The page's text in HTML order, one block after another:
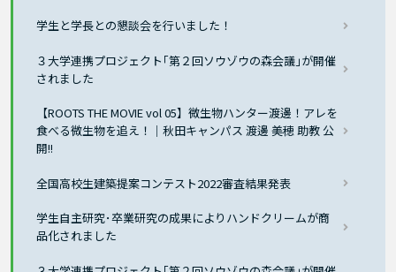
学生と学長との懇談会を行いました！
３大学連携プロジェクト｢第２回ソウゾウの森会議｣が開催
されました
【ROOTS THE MOVIE vol 05】微生物ハンター渡邊！アレを
食べる微生物を追え！｜秋田キャンパス 渡邊 美穂 助教 公
開!!
全国高校生建築提案コンテスト2022審査結果発表
学生自主研究･卒業研究の成果によりハンドクリームが商
品化されました